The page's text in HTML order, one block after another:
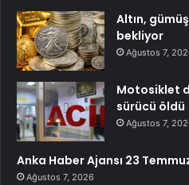
Altın,
bekliyor
Ağustos 7,
Motosiklet
sürücü öldü
Ağustos 7,
Anka Haber Ajansı 23
Ağustos 7, 2026